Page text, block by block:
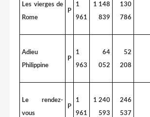
Les vierges de
Rome
P
1
961
1 148
839
130
786
Adieu
Philippine
P
1
963
64
052
52
208
Le rendez-
vous
P
1
961
1 240
593
246
537